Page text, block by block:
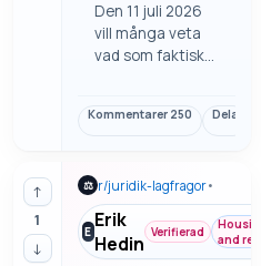
Den 11 juli 2026
vill många veta
vad som faktiskt
drar ut på tiden
ihop. Här finns
vad som brukar
vara viktigt om
hantverkaren blir
Kommentarer 250 Dela
↑
1
↓
⚖ r/juridik-lagfragor•
EErik
Hedin Verifierad
Housing
and rent